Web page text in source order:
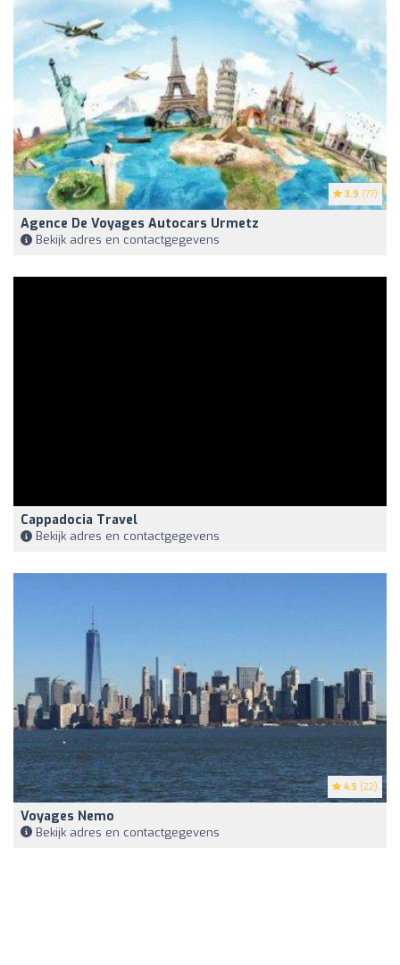
3.9 (77)
Agence De Voyages Autocars Urmetz
Bekijk adres en contactgegevens
Cappadocia Travel
Bekijk adres en contactgegevens
4.5 (22)
Voyages Nemo
Bekijk adres en contactgegevens